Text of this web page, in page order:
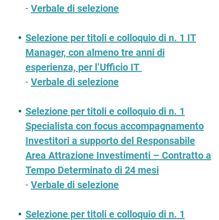
- Verbale di selezione
Selezione per titoli e colloquio di n. 1 IT
Manager, con almeno tre anni di
esperienza, per l’Ufficio IT
- Verbale di selezione
Selezione per titoli e colloquio di n. 1
Specialista con focus accompagnamento
Investitori a supporto del Responsabile
Area Attrazione Investimenti – Contratto a
Tempo Determinato di 24 mesi
- Verbale di selezione
Selezione per titoli e colloquio di n. 1